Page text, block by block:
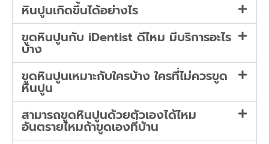
หินปูนเกิดขึ้นได้อย่างไร
ขูดหินปูนกับ iDentist ดีไหม มีบริการอะไร
บ้าง
ขูดหินปูนเหมาะกับใครบ้าง ใครที่ไม่ควรขูด
หินปูน
สามารถขูดหินปูนด้วยตัวเองได้ไหม
อันตรายไหมถ้าขูดเองที่บ้าน